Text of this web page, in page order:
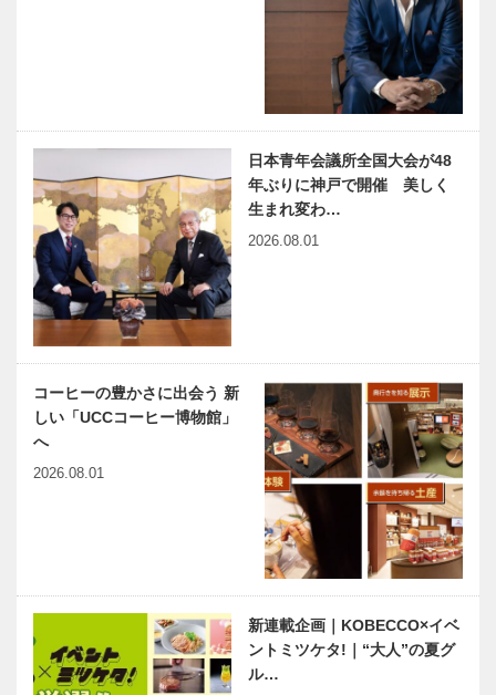
南ロータリー
クラブ
ーダー 「ビ
タイル」…
連載コラム
「続・第二の
プレイボー
ル」｜Vol.5
神戸鉄人伝
第109回 フ
ァッションデ
ザイナー 藤
井 美智子
（ふじい み
ちこ）…
世界の民芸猫
ざんまい 第
連載エッセイ
／喫茶店の書
斎から
Ⅱ
日本青年会議所全国大会が48
年ぶりに神戸で開催 美しく
生まれ変わ…
2026.08.01
コーヒーの豊かさに出会う 新
しい「UCCコーヒー博物館」
へ
2026.08.01
新連載企画｜KOBECCO×イベ
ントミツケタ!｜“大人”の夏グ
ル…